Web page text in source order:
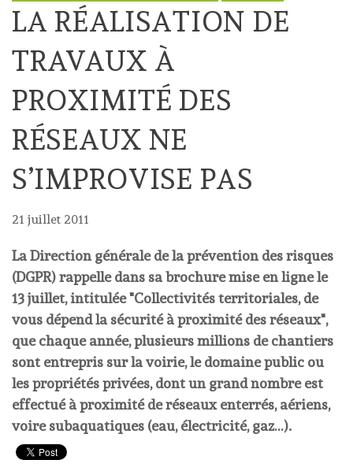
LA RÉALISATION DE
TRAVAUX À
PROXIMITÉ DES
RÉSEAUX NE
S’IMPROVISE PAS
21 juillet 2011
La Direction générale de la prévention des risques
(DGPR) rappelle dans sa brochure mise en ligne le
13 juillet, intitulée "Collectivités territoriales, de
vous dépend la sécurité à proximité des réseaux",
que chaque année, plusieurs millions de chantiers
sont entrepris sur la voirie, le domaine public ou
les propriétés privées, dont un grand nombre est
effectué à proximité de réseaux enterrés, aériens,
voire subaquatiques (eau, électricité, gaz…).